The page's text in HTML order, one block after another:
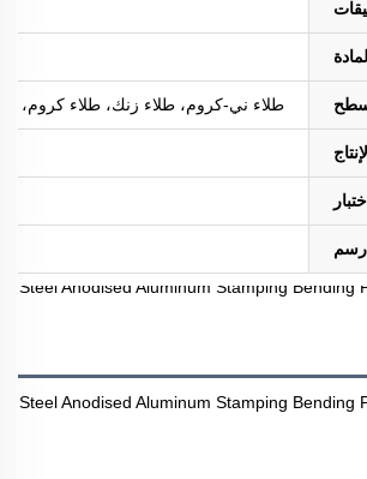
المادة
طلاء ني-كروم، طلاء زنك، طلاء كروم، طلاء
رسم